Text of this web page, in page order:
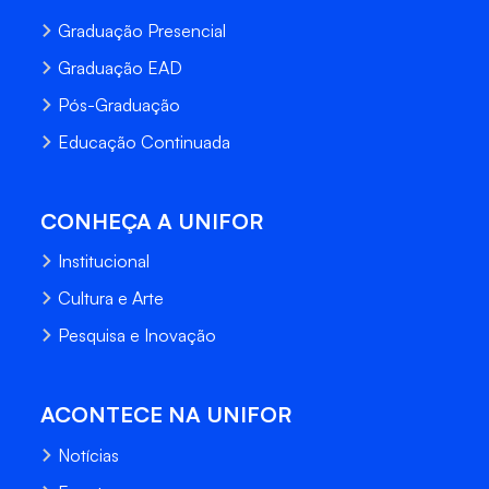
Graduação Presencial
Graduação EAD
Pós-Graduação
Educação Continuada
CONHEÇA A UNIFOR
Institucional
Cultura e Arte
Pesquisa e Inovação
ACONTECE NA UNIFOR
Notícias